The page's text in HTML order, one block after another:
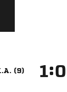
(9) :